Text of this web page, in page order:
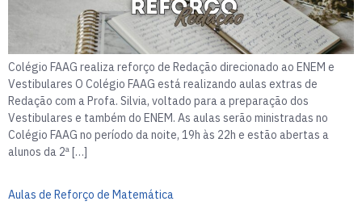
Colégio FAAG realiza reforço de Redação direcionado ao ENEM e
Vestibulares O Colégio FAAG está realizando aulas extras de
Redação com a Profa. Silvia, voltado para a preparação dos
Vestibulares e também do ENEM. As aulas serão ministradas no
Colégio FAAG no período da noite, 19h às 22h e estão abertas a
alunos da 2ª […]
Aulas de Reforço de Matemática